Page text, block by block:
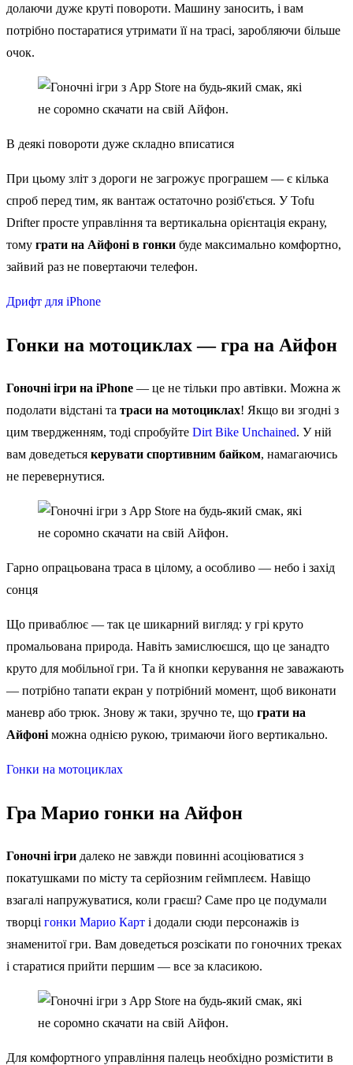
долаючи дуже круті повороти. Машину заносить, і вам
потрібно постаратися утримати її на трасі, заробляючи більше
очок.
В деякі повороти дуже складно вписатися
При цьому зліт з дороги не загрожує програшем — є кілька
спроб перед тим, як вантаж остаточно розіб'ється. У Tofu
Drifter просте управління та вертикальна орієнтація екрану,
тому грати на Айфоні в гонки буде максимально комфортно,
зайвий раз не повертаючи телефон.
Дрифт для iPhone
Гонки на мотоциклах — гра на Айфон
Гоночні ігри на iPhone — це не тільки про автівки. Можна ж
подолати відстані та траси на мотоциклах! Якщо ви згодні з
цим твердженням, тоді спробуйте Dirt Bike Unchained. У ній
вам доведеться керувати спортивним байком, намагаючись
не перевернутися.
Гарно опрацьована траса в цілому, а особливо — небо і захід
сонця
Що приваблює — так це шикарний вигляд: у грі круто
промальована природа. Навіть замислюєшся, що це занадто
круто для мобільної гри. Та й кнопки керування не заважають
— потрібно тапати екран у потрібний момент, щоб виконати
маневр або трюк. Знову ж таки, зручно те, що грати на
Айфоні можна однією рукою, тримаючи його вертикально.
Гонки на мотоциклах
Гра Марио гонки на Айфон
Гоночні ігри далеко не завжди повинні асоціюватися з
покатушками по місту та серйозним геймплеєм. Навіщо
взагалі напружуватися, коли граєш? Саме про це подумали
творці гонки Марио Карт і додали сюди персонажів із
знаменитої гри. Вам доведеться розсікати по гоночних треках
і старатися прийти першим — все за класикою.
Для комфортного управління палець необхідно розмістити в